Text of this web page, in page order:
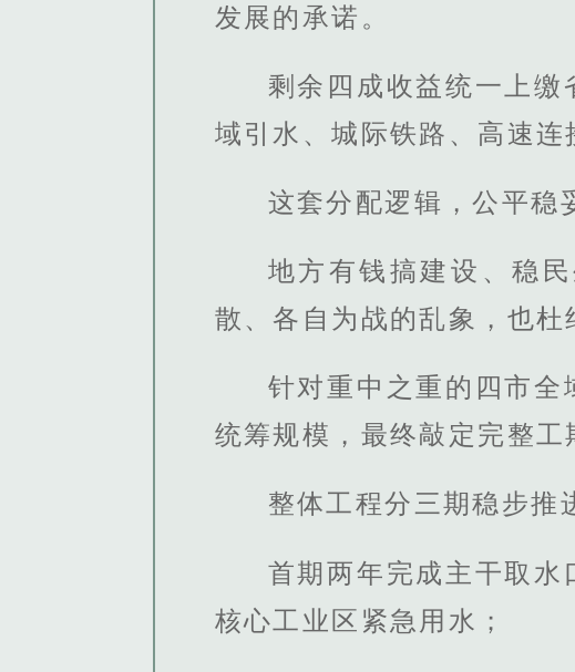
发展的承诺。
剩余四成收益统一上
域引水、城际铁路、高速连
这套分配逻辑，公平稳
地方有钱搞建设、稳
散、各自为战的乱象，也杜
针对重中之重的四市
统筹规模，最终敲定完整工
整体工程分三期稳步推
首期两年完成主干取
核心工业区紧急用水；